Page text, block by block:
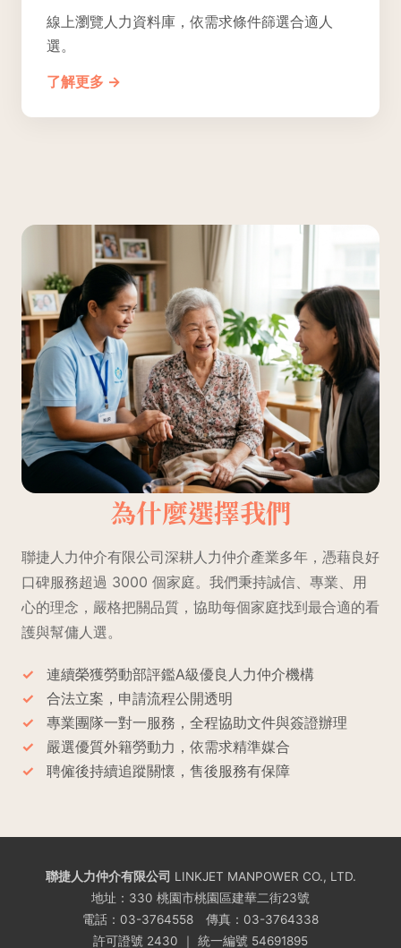
線上瀏覽人力資料庫，依需求條件篩選合適人
選。
了解更多 →
為什麼選擇我們
聯捷人力仲介有限公司深耕人力仲介產業多年，憑藉良好
口碑服務超過 3000 個家庭。我們秉持誠信、專業、用
心的理念，嚴格把關品質，協助每個家庭找到最合適的看
護與幫傭人選。
連續榮獲勞動部評鑑A級優良人力仲介機構
合法立案，申請流程公開透明
專業團隊一對一服務，全程協助文件與簽證辦理
嚴選優質外籍勞動力，依需求精準媒合
聘僱後持續追蹤關懷，售後服務有保障
聯捷人力仲介有限公司 LINKJET MANPOWER CO., LTD.
地址：330 桃園市桃園區建華二街23號
電話： 03-3764558 傳真：03-3764338
許可證號 2430 ｜ 統一編號 54691895